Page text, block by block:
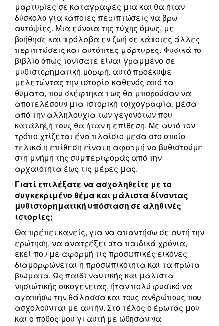
μαρτυρίες σε καταγραφές μια και θα ήταν
δύσκολο για κάποιες περιπτώσεις να βρω
αυτόψίες. Μια εύνοια της τύχης όμως, με
βοήθησε και πρόλαβα εν ζωή σε κάποιες άλλες
περιπτώσεις και αυτόπτες μάρτυρες. Φυσικά το
βιβλίο όπως τονίσατε είναι γραμμένο σε
μυθιστορηματική μορφή, αυτό προέκυψε
μελετώντας την ιστορία καθενός από τα
θύματα, που σκέφτηκα πως θα μπορούσαν να
αποτελέσουν μια ιστορική τοιχογραφία, μέσα
από την αλληλουχία των γεγονότων που
κατάληξή τους θα ήταν η επίθεση. Με αυτό τον
τρόπο χτίζεται ένα πλαίσιο μεσα στο οποίο
τελικά η επίθεση είναι η αφορμή να βυθιστούμε
στη μνήμη της συμπεριφοράς από την
αρχαιότητα έως τις μέρες μας.
Γιατί επιλέξατε να ασχοληθείτε με το
συγκεκριμένο θέμα και μάλιστα δίνοντας
μυθιστορηματική υπόσταση σε αληθινές
ιστορίες;
Θα πρέπει κανείς, για να απαντήσω σε αυτή την
ερώτηση, να ανατρέξει στα παιδικά χρόνια,
εκεί που με αφορμή τις προσωπικές εικόνες
διαμορφώνεται η προσωπικότητα και τα πρώτα
βιώματα. Ως παιδί ναυτικής και μάλιστα
νησιώτικής οικογενειας, ήταν πολύ φυσικό να
αγαπήσω την θάλασσα και τους ανθρώπους που
ασχολούνται με αυτήν. Στο τέλος ο έρωτάς μου
και ο πόθος μου γι αυτή με ώθησαν να